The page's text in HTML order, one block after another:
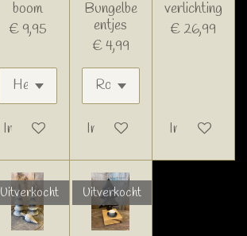
boom
€ 9,95
In winkelwagen
Bungelbe
entjes
€ 4,99
In winkelwagen
verlichting
€ 26,99
In
Uitverkocht Uitverkocht